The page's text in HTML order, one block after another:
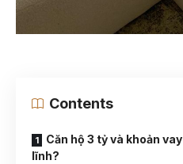
Contents
Căn hộ 3 tỷ và khoản
lĩnh?